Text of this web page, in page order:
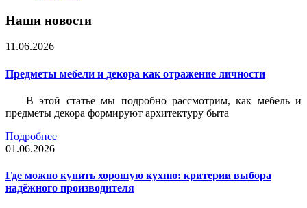
Наши новости
11.06.2026
Предметы мебели и декора как отражение личности
В этой статье мы подробно рассмотрим, как мебель и
предметы декора формируют архитектуру быта
Подробнее
01.06.2026
Где можно купить хорошую кухню: критерии выбора
надёжного производителя